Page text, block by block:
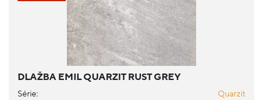
DLAŽBA EMIL QUARZIT RUST GREY
Série: Quarzit